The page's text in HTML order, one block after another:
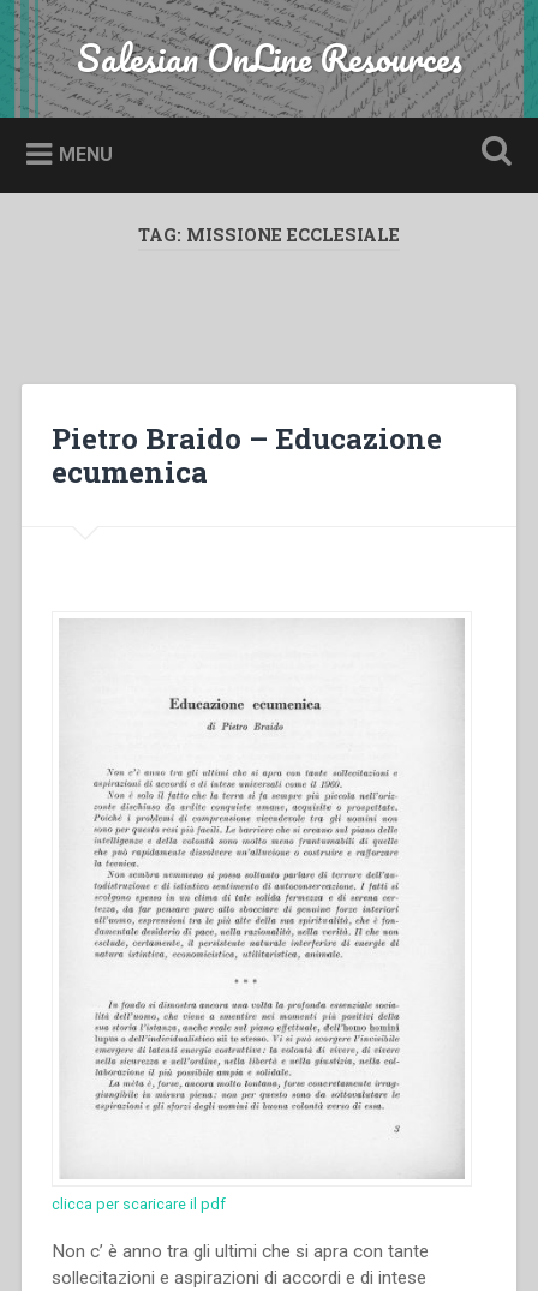
Skip
to
content
Search Salesian OnLine Resources
MENU
TAG: MISSIONE ECCLESIALE
Pietro Braido – Educazione
ecumenica
clicca per scaricare il pdf
Non c’ è anno tra gli ultimi che si apra con tante
sollecitazioni e aspirazioni di accordi e di intese